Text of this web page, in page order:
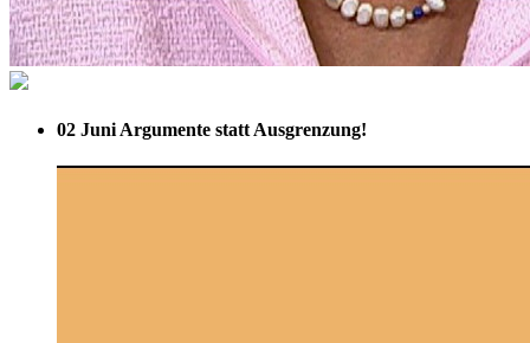
02 Juni Argumente statt Ausgrenzung!